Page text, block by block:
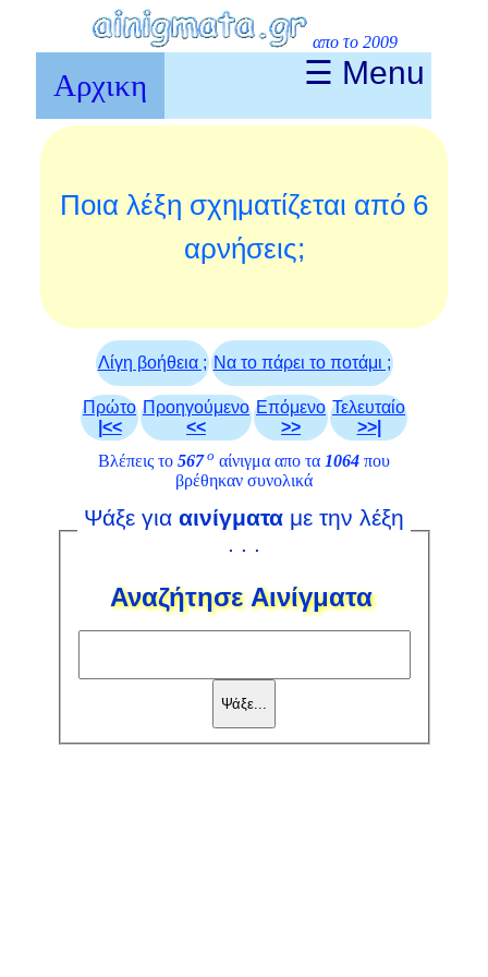
απο το 2009
Αρχικη ☰ Menu
Ποια λέξη σχηματίζεται από 6
αρνήσεις;
Λίγη βοήθεια ; Να το πάρει το ποτάμι ;
Πρώτο
|<<
Προηγούμενο
<<
Επόμενο
>>
Τελευταίο
>>|
Βλέπεις το 567ο αίνιγμα απο τα 1064 που
βρέθηκαν συνολικά
Ψάξε για αινίγματα με την λέξη
. . .
Αναζήτησε Αινίγματα